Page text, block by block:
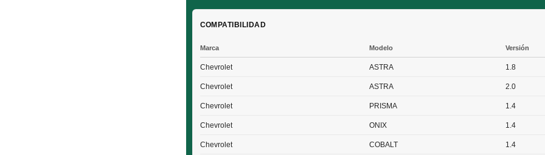
COMPATIBILIDAD
Marca Modelo Versión
Chevrolet ASTRA 1.8
Chevrolet ASTRA 2.0
Chevrolet PRISMA 1.4
Chevrolet ONIX 1.4
Chevrolet COBALT 1.4